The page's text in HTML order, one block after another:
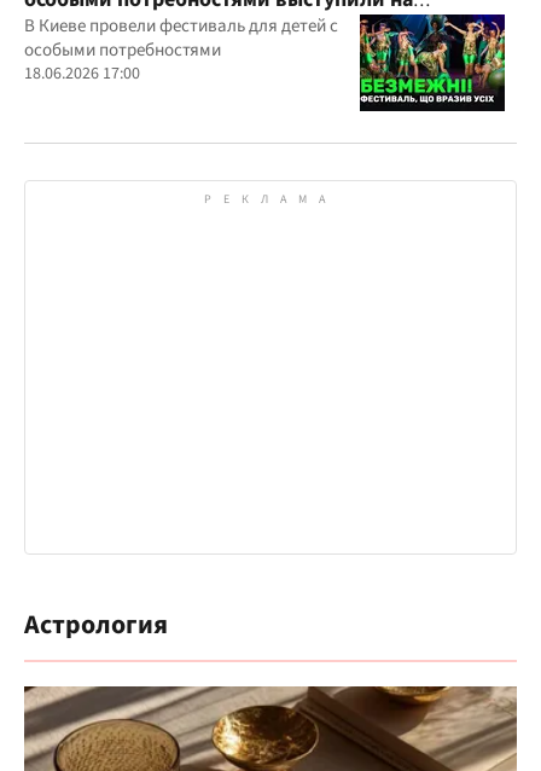
всеукраинском фестивале
В Киеве провели фестиваль для детей с
особыми потребностями
18.06.2026 17:00
Астрология